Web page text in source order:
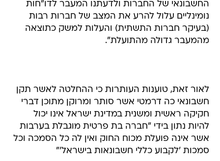
החשבונאי של החברות ולדעתנו המעבר לדו"חות
נומינליים עלול להרע את המצב של חברות רבות
(בעיקר חברות התשתית) והעלות למשק כתוצאה
מהמעבר גדולה מהתועלת".
לאור זאת, טוענות העותרות כי ההחלטה לאשר תקן
חשבונאי כה דרמטי אשר סותר ומרוקן מתוכן דברי
חקיקה ראשית ומשנית במדינת ישראל אינו יכול
להיות נתון בידי "חברה בת פרטית מוגבלת בערבות
אשר אינה פועלת מכוח החוק ואין לה כל הסמכה וכל
סמכות 'לקבוע כללי חשבונאות בישראל'"